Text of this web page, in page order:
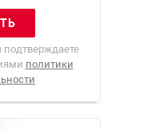
подтверждаете
политики